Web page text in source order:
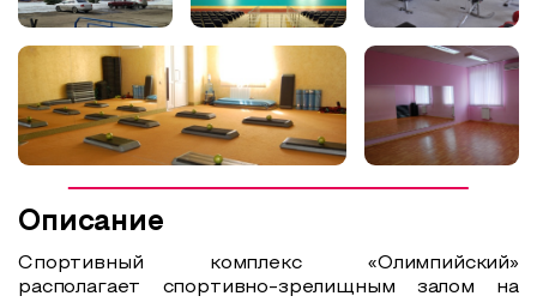
Все маршруты
Доступная среда
Описание
Спортивный комплекс «Олимпийский»
располагает спортивно-зрелищным залом на